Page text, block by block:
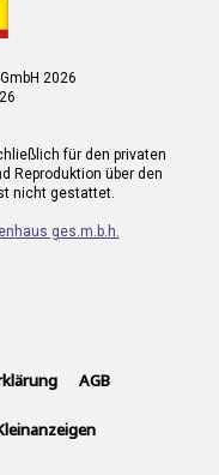
2026
für den privaten
Reproduktion über den
nicht gestattet.
ges.m.b.h.
AGB